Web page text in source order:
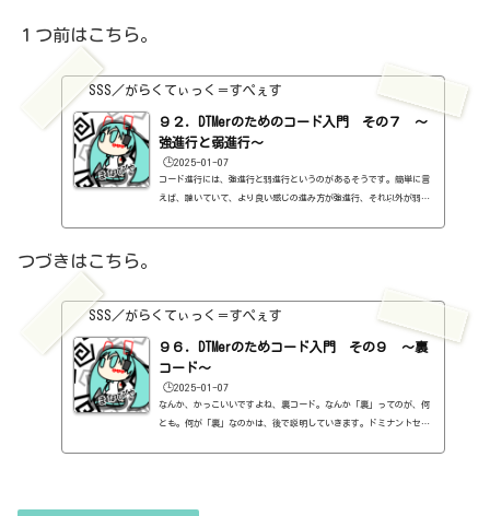
１つ前はこちら。
SSS／がらくてぃっく＝すぺぇす
９２．DTMerのためのコード入門 その７ ～
強進行と弱進行～
🕒️2025-01-07
コード進行には、強進行と弱進行というのがあるそうです。簡単に言
えば、聴いていて、より良い感じの進み方が強進行、それ以外が弱進
他人の評価はさておき。強進行ディグリーネームで書いていきます。
つづきはこちら。
SSS／がらくてぃっく＝すぺぇす
９６．DTMerのためコード入門 その９ ～裏
コード～
🕒️2025-01-07
なんか、かっこいいですよね、裏コード。なんか「裏」ってのが、何
とも。何が「裏」なのかは、後で説明していきます。ドミナントセブ